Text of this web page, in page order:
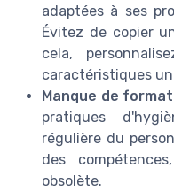
adaptées à ses
Évitez de copier
cela,
caractéristiques
Manque de
pratiques
régulière du
des
obsolète.